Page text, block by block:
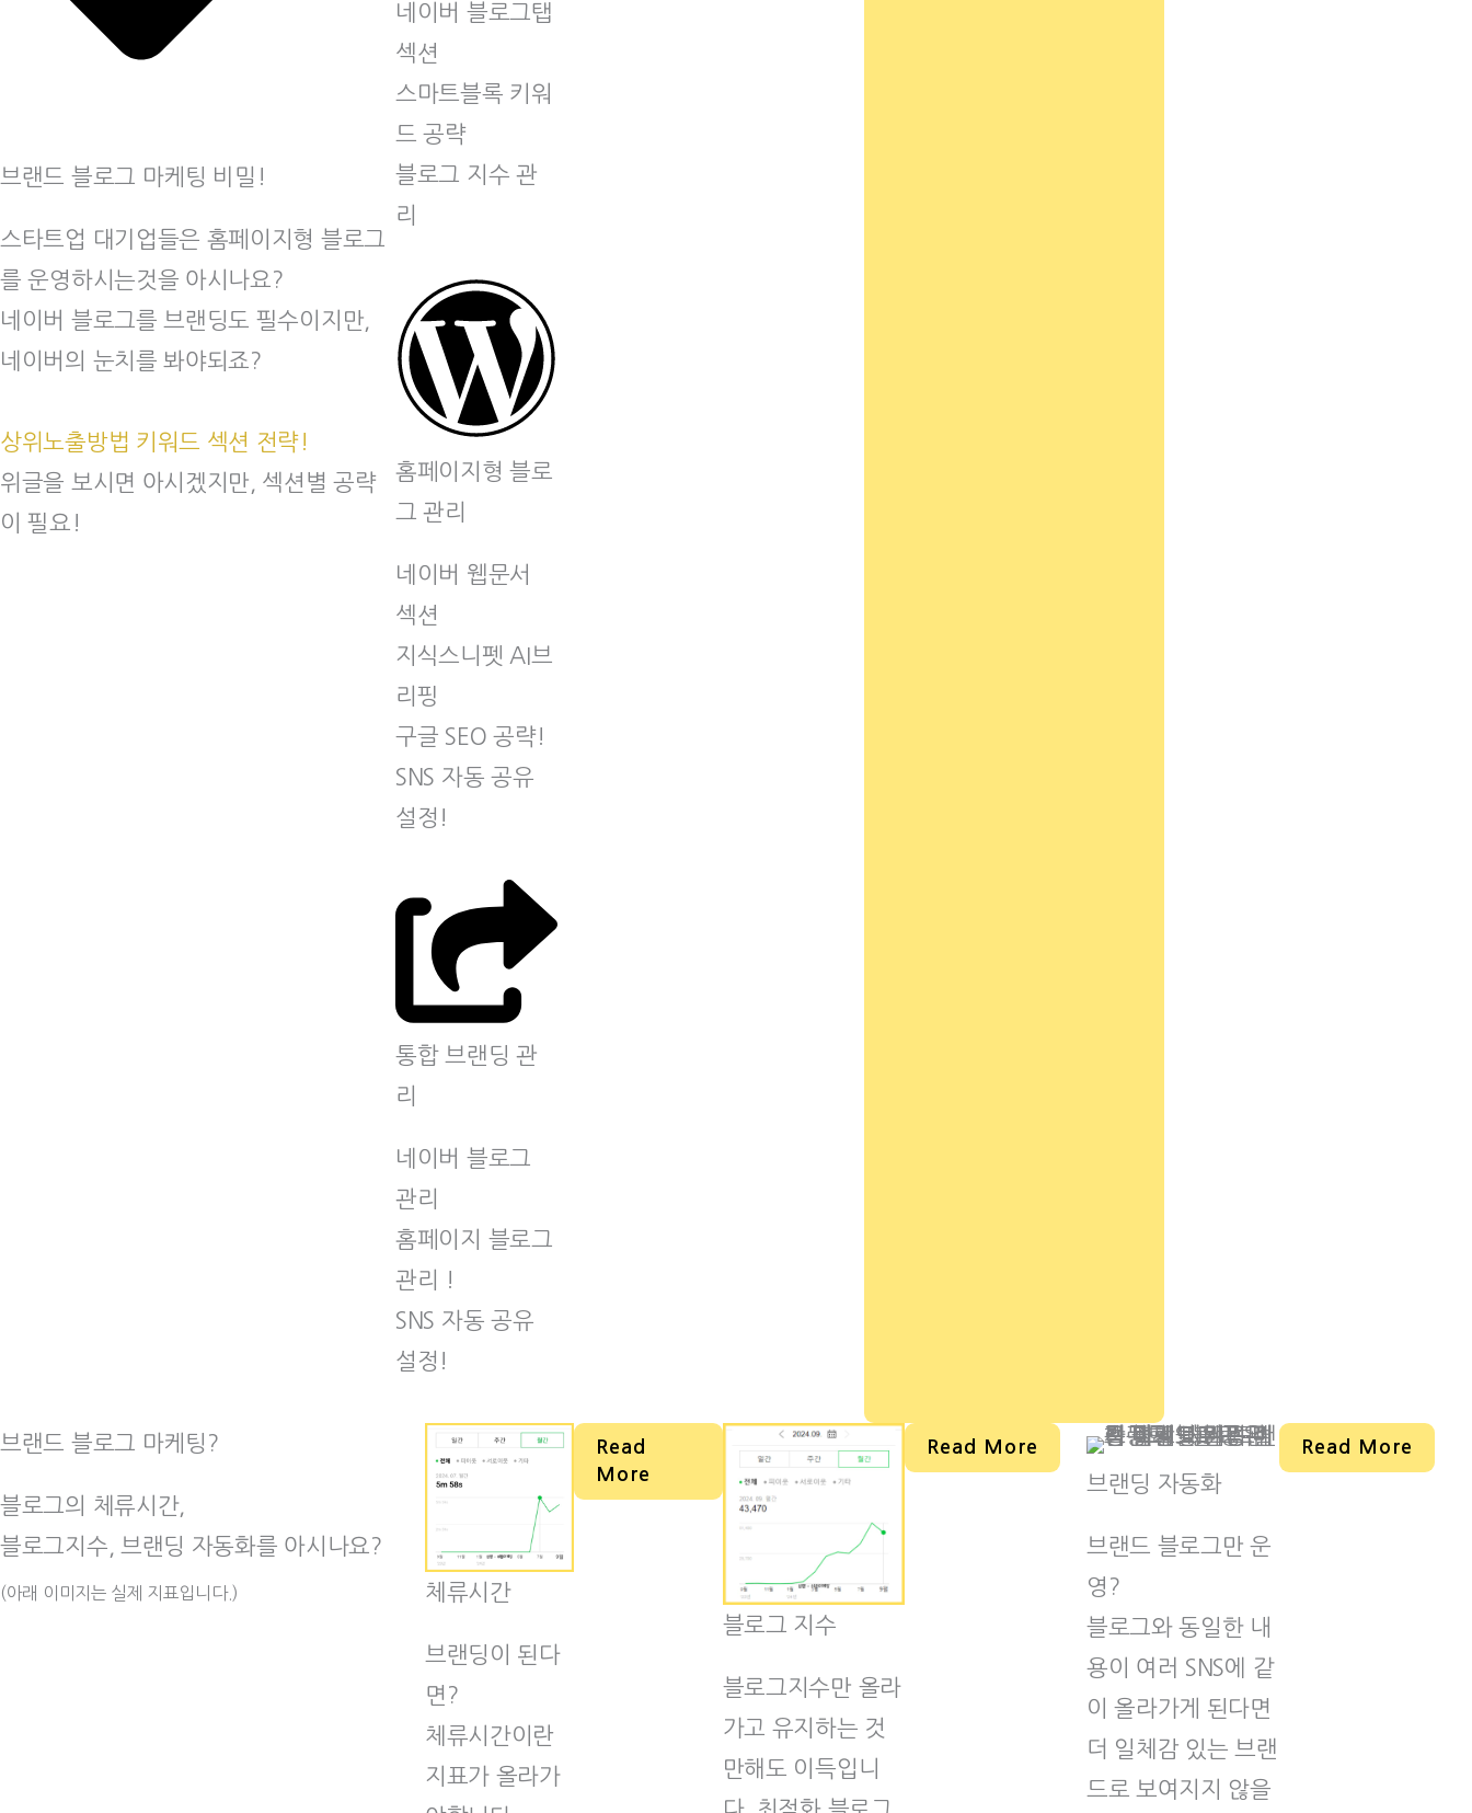
브랜드 블로그 마케팅 비밀!
스타트업 대기업들은 홈페이지형 블로그
를 운영하시는것을 아시나요?
네이버 블로그를 브랜딩도 필수이지만,
네이버의 눈치를 봐야되죠?
상위노출방법 키워드 섹션 전략!
위글을 보시면 아시겠지만, 섹션별 공략
이 필요!
네이버 블로그탭
섹션
스마트블록 키워
드 공략
블로그 지수 관
리
홈페이지형 블로
그 관리
네이버 웹문서
섹션
지식스니펫 AI브
리핑
구글 SEO 공략!
SNS 자동 공유
설정!
통합 브랜딩 관
리
네이버 블로그
관리
홈페이지 블로그
관리 !
SNS 자동 공유
설정!
브랜드 블로그 마케팅?
블로그의 체류시간,
블로그지수, 브랜딩 자동화를 아시나요?
(아래 이미지는 실제 지표입니다.) 체류시간
브랜딩이 된다
면?
체류시간이란
지표가 올라가
Read
More
블로그 지수
블로그지수만 올라
가고 유지하는 것
만해도 이득입니
Read More
브랜딩 자동화
브랜드 블로그만 운
영?
블로그와 동일한 내
용이 여러 SNS에 같
이 올라가게 된다면
더 일체감 있는 브랜
드로 보여지지 않을
Read More